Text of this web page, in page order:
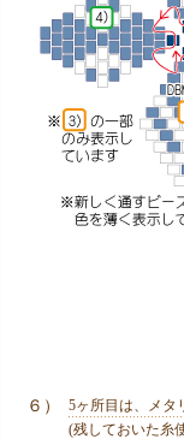
６）
5ヶ所目は、メタ
(残しておいた糸